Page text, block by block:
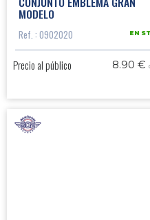
MODELO
Ref. : 0902020 EN
Precio al público 8.90 €